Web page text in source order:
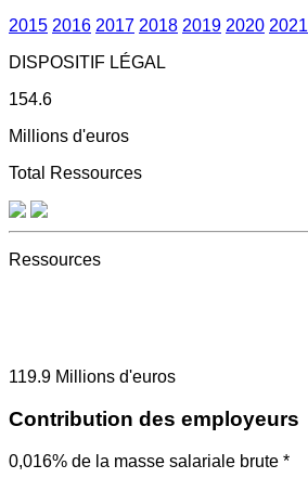
2015 2016 2017 2018 2019 2020 2021
DISPOSITIF LÉGAL
154.6
Millions d'euros
Total Ressources
Ressources
119.9 Millions d'euros
Contribution des employeurs
0,016% de la masse salariale brute *